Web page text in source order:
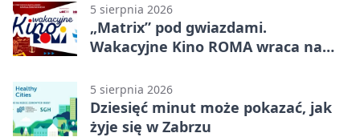
5 sierpnia 2026
„Matrix” pod gwiazdami.
Wakacyjne Kino ROMA wraca na
5 sierpnia 2026
Dziesięć minut może pokazać, jak
żyje się w Zabrzu